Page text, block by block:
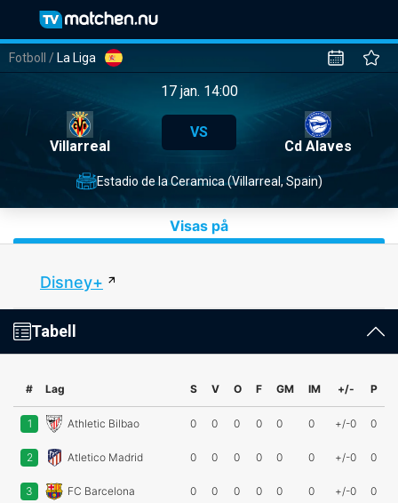
Fotboll / La Liga
17 jan. 14:00
Villarreal
VS
Cd Alaves
Estadio de la Ceramica (Villarreal, Spain)
Visas på
Disney+
Tabell
# Lag S V O F GM IM +/- P
1 Athletic Bilbao 0 0 0 0 0 0 +/-0 0
2 Atletico Madrid 0 0 0 0 0 0 +/-0 0
3 FC Barcelona 0 0 0 0 0 0 +/-0 0